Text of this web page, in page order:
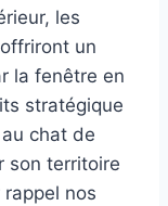
les
un
la fenêtre en
stratégique
chat de
son territoire
nos